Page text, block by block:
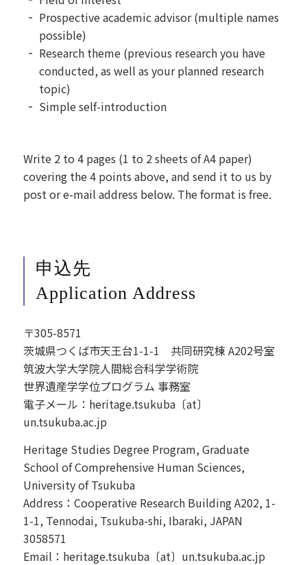
Prospective academic advisor (multiple names
possible)
Research theme (previous research you have
conducted, as well as your planned research
topic)
Simple self-introduction
Write 2 to 4 pages (1 to 2 sheets of A4 paper)
covering the 4 points above, and send it to us by
post or e-mail address below. The format is free.
申込先
Application Address
〒305-8571
茨城県つくば市天王台1-1-1 共同研究棟 A202号室
筑波大学大学院人間総合科学学術院
世界遺産学学位プログラム 事務室
電子メール：heritage.tsukuba〔at〕
un.tsukuba.ac.jp
Heritage Studies Degree Program, Graduate
School of Comprehensive Human Sciences,
University of Tsukuba
Address：Cooperative Research Building A202, 1-
1-1, Tennodai, Tsukuba-shi, Ibaraki, JAPAN
3058571
Email：heritage.tsukuba〔at〕un.tsukuba.ac.jp